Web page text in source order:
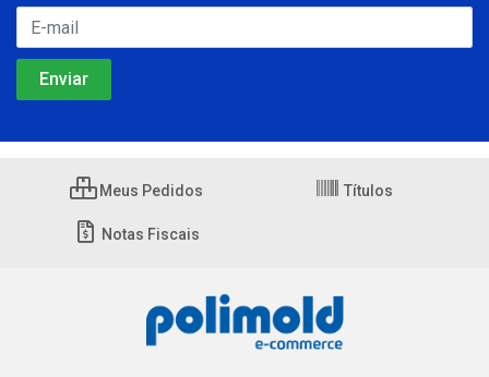
Meus Pedidos Títulos
Notas Fiscais